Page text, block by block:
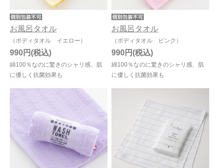
お風呂タオル
（ボディタオル イエロー）
綿100％なのに驚きのシャリ感、肌
に優しく抗菌効果も
990円
お風呂タオル
（ボディタオル ピンク）
綿100％なのに驚きのシャリ感、肌
に優しく抗菌効果も
990円